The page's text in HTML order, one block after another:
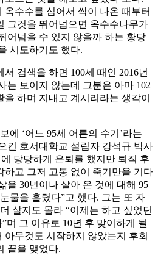
옥수수를 심어서 싹이 나온 때부터
그것을 뛰어넘으면 옥수수나무가
어넘을 수 있지 않을까 하는 황당
시도하기도 했다.
검색을 하면 100세 때인 2016년
는 보이지 않는데 그분은 아마 102
하며 지내고 계시리라는 생각이
에 ‘어느 95세 어른의 수기’라는
킨 호서대학교 설립자 강석규 박사
에 당당하게 은퇴를 했지만 퇴직 후
하고 그저 고통 없이 죽기만을 기다
을 30년이나 살아 온 것에 대해 95
물을 흘렸다”고 했다. 그는 또 자
살지도 몰라 “이제는 하고 싶었던
며 그 이유로 10년 후 맞이하게 될
아무것도 시작하지 않았는지 후회
끝을 맺었다.